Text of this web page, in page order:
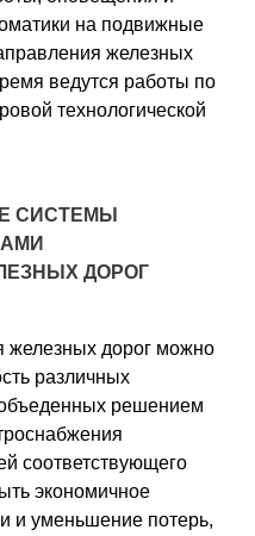
на подвижные
железных
ведутся работы по
технологической
СИСТЕМЫ
ДОРОГ
железных дорог можно
различных
объеденных решением
соответствующего
экономичное
и уменьшение потерь,